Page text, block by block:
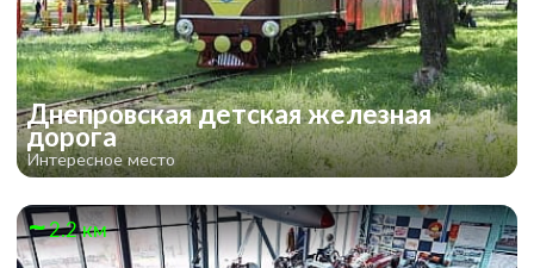
Днепровская детская железная
дорога
Интересное место
2.2 км